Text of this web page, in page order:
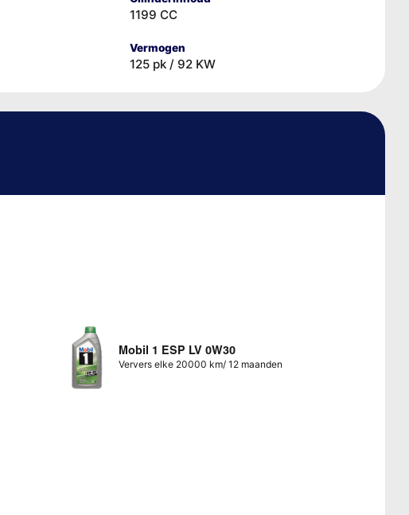
1199 CC
Vermogen
125 pk / 92 KW
Mobil 1 ESP LV 0W30
Ververs elke 20000 km/ 12 maanden